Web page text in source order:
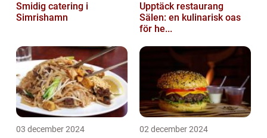
Smidig catering i
Simrishamn
Upptäck restaurang
Sälen: en kulinarisk oas
för he...
03 december 2024 02 december 2024